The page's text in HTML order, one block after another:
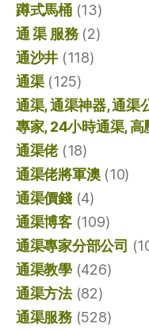
蹲式馬桶(13)
通 渠 服務(2)
通沙井 (118)
通渠(125)
通渠, 通渠神器, 通渠
專家, 24小時通渠, 高
通渠佬(18)
通渠佬將軍澳(10)
通渠價錢(4)
通渠博客(109)
通渠專家分部公司
通渠教學(426)
通渠方法(82)
通渠服務(528)